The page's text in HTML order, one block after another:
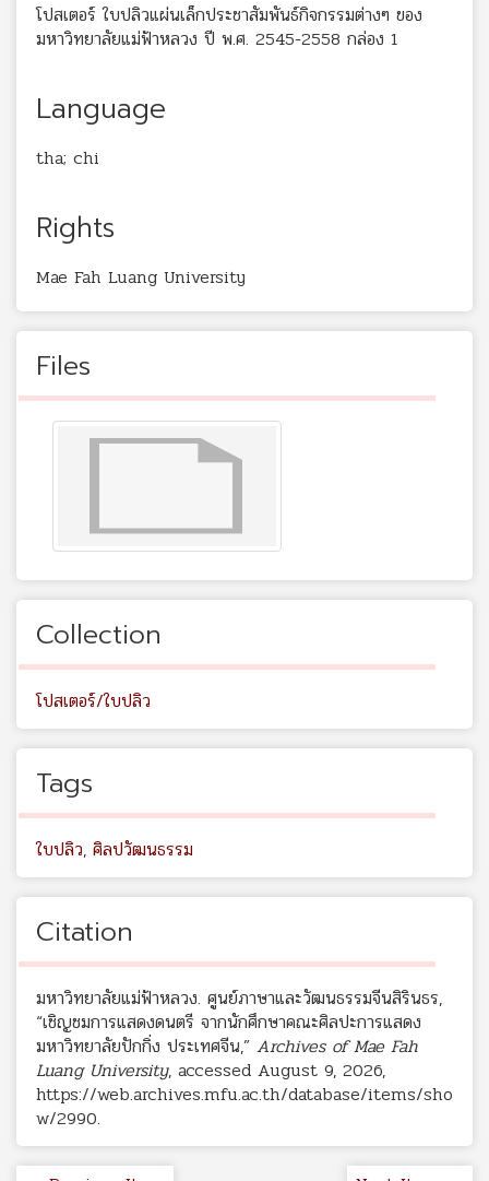
โปสเตอร์ ใบปลิวแผ่นเล็กประชาสัมพันธ์กิจกรรมต่างๆ ของ
มหาวิทยาลัยแม่ฟ้าหลวง ปี พ.ศ. 2545-2558 กล่อง 1
Language
tha; chi
Rights
Mae Fah Luang University
Files
Collection
โปสเตอร์/ใบปลิว
Tags
ใบปลิว, ศิลปวัฒนธรรม
Citation
มหาวิทยาลัยแม่ฟ้าหลวง. ศูนย์ภาษาและวัฒนธรรมจีนสิรินธร,
“เชิญชมการแสดงดนตรี จากนักศึกษาคณะศิลปะการแสดง
มหาวิทยาลัยปักกิ่ง ประเทศจีน,” Archives of Mae Fah
Luang University, accessed August 9, 2026,
https://web.archives.mfu.ac.th/database/items/sho
w/2990.